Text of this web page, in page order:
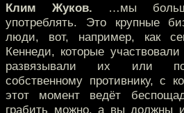
Клим Жуков. …мы
употреблять. Это крупные
люди, вот, например, как
Кеннеди, которые
развязывали их или
собственному противнику, с
этот момент ведёт
грабить можно, а вы должны